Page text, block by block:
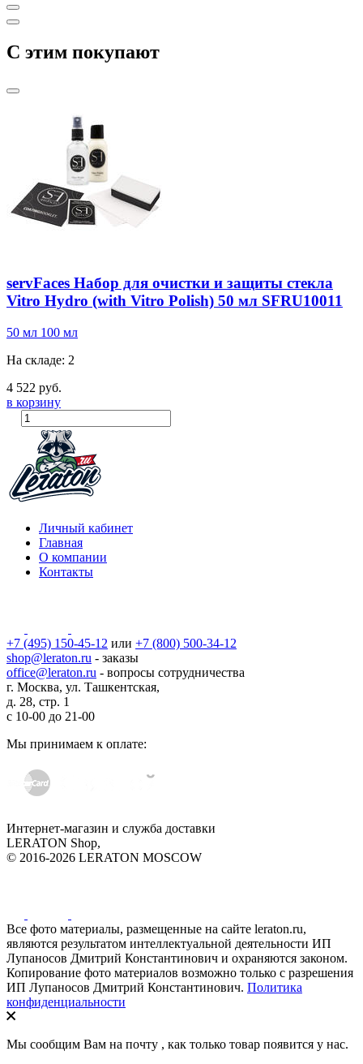
C этим покупают
servFaces Набор для очистки и защиты стекла
Vitro Hydro (with Vitro Polish) 50 мл SFRU10011
50 мл 100 мл
На складе: 2
4 522 руб.
в корзину
Личный кабинет
Главная
О компании
Контакты
+7 (495) 150-45-12 или +7 (800) 500-34-12
shop@leraton.ru - заказы
office@leraton.ru - вопросы сотрудничества
г. Москва, ул. Ташкентская,
д. 28, стр. 1
с 10-00 до 21-00
Мы принимаем к оплате:
Интернет-магазин и служба доставки
LERATON Shop,
© 2016-2026 LERATON MOSCOW
Все фото материалы, размещенные на сайте leraton.ru,
являются результатом интеллектуальной деятельности ИП
Лупаносов Дмитрий Константинович и охраняются законом.
Копирование фото материалов возможно только с разрешения
ИП Лупаносов Дмитрий Константинович. Политика
конфиденциальности
Мы сообщим Вам на почту , как только товар появится у нас.